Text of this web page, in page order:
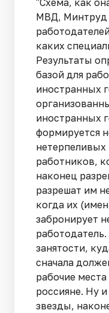
МВД, Минтруд
каких
Результаты
базой для
иностранных
иностранных
формируется
работников,
наконец
разрешат им
когда их
забронирует
занятости,
сначала
рабочие
россияне. Ну
звезды,